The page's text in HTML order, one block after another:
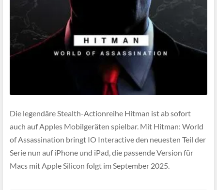
Die legendäre Stealth-Actionreihe Hitman ist ab sofort
auch auf Apples Mobilgeräten spielbar. Mit Hitman: World
of Assassination bringt IO Interactive den neuesten Teil der
Serie nun auf iPhone und iPad, die passende Version für
Macs mit Apple Silicon folgt im September 2025.